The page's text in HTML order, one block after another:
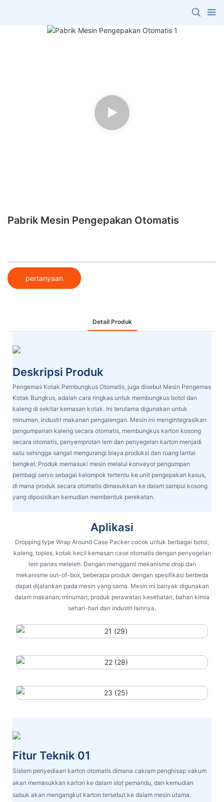
Pabrik Mesin Pengepakan Otomatis
pertanyaan
Detail Produk
Deskripsi Produk
Pengemas Kotak Pembungkus Otomatis, juga disebut Mesin Pengemas
Kotak Bungkus, adalah cara ringkas untuk membungkus botol dan
kaleng di sekitar kemasan kotak. Ini terutama digunakan untuk
minuman, industri makanan pengalengan. Mesin ini mengintegrasikan
pengumpanan kaleng secara otomatis, membungkus karton kosong
secara otomatis, penyemprotan lem dan penyegelan karton menjadi
satu sehingga sangat mengurangi biaya produksi dan ruang lantai
bengkel. Produk memasuki mesin melalui konveyor pengumpan
pembagi servo sebagai kelompok tertentu ke unit pengepakan kasus,
di mana produk secara otomatis dimasukkan ke dalam sampul kosong
yang diposisikan kemudian membentuk perekatan.
Aplikasi
Dropping type Wrap Around Case Packer cocok untuk berbagai botol,
kaleng, toples, kotak kecil kemasan case otomatis dengan penyegelan
lem panas meleleh. Dengan mengganti mekanisme drop dan
mekanisme out-of-box, beberapa produk dengan spesifikasi berbeda
dapat dijalankan pada mesin yang sama. Mesin ini banyak digunakan
dalam makanan, minuman, produk perawatan kesehatan, bahan kimia
sehari-hari dan industri lainnya.
Fitur Teknik 01
Sistem penyediaan karton otomatis dimana cakram penghisap vakum
akan memasukkan karton ke dalam slot pemandu, dan kemudian
sabuk akan mengangkut karton tersebut ke dalam mesin utama.